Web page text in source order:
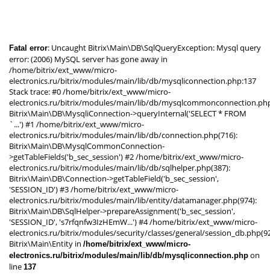
Fatal error: Uncaught Bitrix\Main\DB\SqlQueryException: Mysql query
error: (2006) MySQL server has gone away in
/home/bitrix/ext_www/micro-
electronics.ru/bitrix/modules/main/lib/db/mysqliconnection.php:137
Stack trace: #0 /home/bitrix/ext_www/micro-
electronics.ru/bitrix/modules/main/lib/db/
Bitrix\Main\DB\MysqliConnection->queryInternal('SELECT * FROM
`...') #1 /home/bitrix/ext_www/micro-
electronics.ru/bitrix/modules/main/lib/db/connection.php(716):
Bitrix\Main\DB\MysqlCommonConnection-
>getTableFields('b_sec_session') #2 /home/bitrix/ext_www/micro-
electronics.ru/bitrix/modules/main/lib/db/sqlhelper.php(387):
Bitrix\Main\DB\Connection->getTableField('b_sec_session',
'SESSION_ID') #3 /home/bitrix/ext_www/micro-
electronics.ru/bitrix/modules/main/lib/entity/datamanager.php(974):
Bitrix\Main\DB\SqlHelper->prepareAssignment('b_sec_session',
'SESSION_ID', 's7rfqnfw3IzHEmW...') #4 /home/bitrix/ext_www/micro-
electronics.ru/bitrix/modules/security/classes/general/
Bitrix\Main\Entity in /home/bitrix/ext_www/micro-
electronics.ru/bitrix/modules/main/lib/db/mysqliconnection.php on
line 137